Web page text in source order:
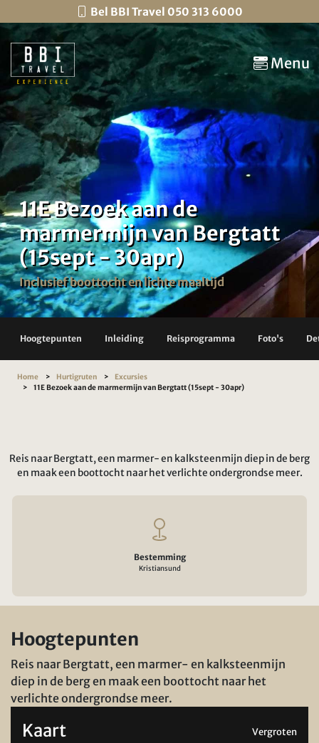
Bel BBI Travel 050 313 6000
Menu
11E Bezoek aan de
marmermijn van Bergtatt
(15sept - 30apr)
Inclusief boottocht en lichte maaltijd
Hoogtepunten Inleiding Reisprogramma Foto's
Home Hurtigruten
Excursies
11E Bezoek aan de marmermijn van Bergtatt (15sept - 30apr)
Reis naar Bergtatt, een marmer- en kalksteenmijn diep in de berg
en maak een boottocht naar het verlichte ondergrondse meer.
Bestemming
Kristiansund
Hoogtepunten
Reis naar Bergtatt, een marmer- en kalksteenmijn
diep in de berg en maak een boottocht naar het
verlichte ondergrondse meer.
Kaart Vergroten